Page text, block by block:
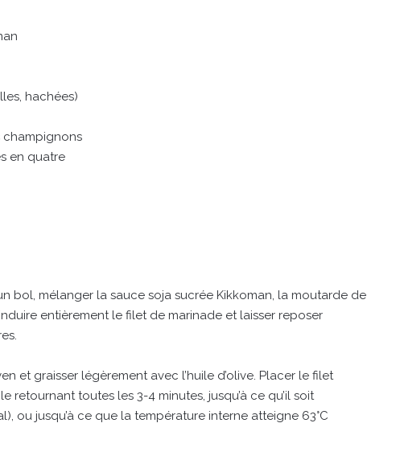
hachées)
champignons
en quatre
bol, mélanger la sauce soja sucrée Kikkoman, la moutarde de
entièrement le filet de marinade et laisser reposer
et graisser légèrement avec l’huile d’olive. Placer le filet
retournant toutes les 3-4 minutes, jusqu’à ce qu’il soit
ou jusqu’à ce que la température interne atteigne 63°C